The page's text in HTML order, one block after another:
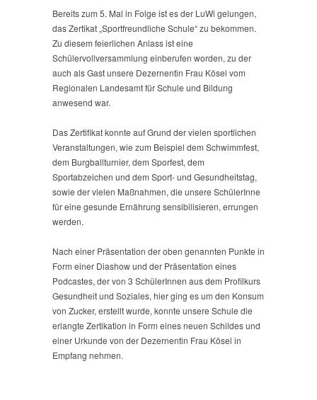
Schule“
Bereits zum 5. Mal in Folge ist es der LuWi gelungen,
das Zertikat „Sportfreundliche Schule“ zu bekommen.
Zu diesem feierlichen Anlass ist eine
Schülervollversammlung einberufen worden, zu der
auch als Gast unsere Dezernentin Frau Kösel vom
Regionalen Landesamt für Schule und Bildung
anwesend war.
Das Zertifikat konnte auf Grund der vielen sportlichen
Veranstaltungen, wie zum Beispiel dem Schwimmfest,
dem Burgballturnier, dem Sporfest, dem
Sportabzeichen und dem Sport- und Gesundheitstag,
sowie der vielen Maßnahmen, die unsere SchülerInne
für eine gesunde Ernährung sensibilisieren, errungen
werden.
Nach einer Präsentation der oben genannten Punkte in
Form einer Diashow und der Präsentation eines
Podcastes, der von 3 SchülerInnen aus dem Profilkurs
Gesundheit und Soziales, hier ging es um den Konsum
von Zucker, erstellt wurde, konnte unsere Schule die
erlangte Zertikation in Form eines neuen Schildes und
einer Urkunde von der Dezernentin Frau Kösel in
Empfang nehmen.